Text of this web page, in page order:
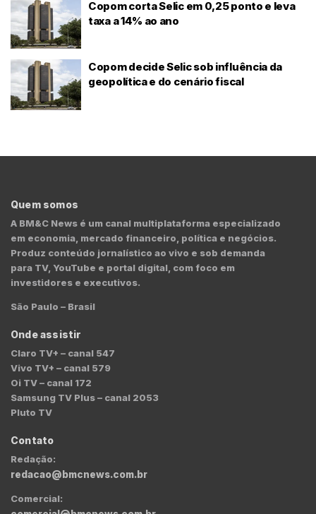
Copom corta Selic em 0,25 ponto e leva
taxa a 14% ao ano
Copom decide Selic sob influência da
geopolítica e do cenário fiscal
Quem somos
A BM&C News é um canal multiplataforma especializado
em economia, mercado financeiro, política e negócios.
Produz conteúdo jornalístico ao vivo e sob demanda
para TV, YouTube e portal digital, com foco em
investidores e executivos.
São Paulo – Brasil
Onde assistir
Claro TV+ – canal 547
Vivo TV+ – canal 579
Oi TV – canal 172
Samsung TV Plus – canal 2053
Pluto TV
Contato
Redação:
redacao@bmcnews.com.br
Comercial: